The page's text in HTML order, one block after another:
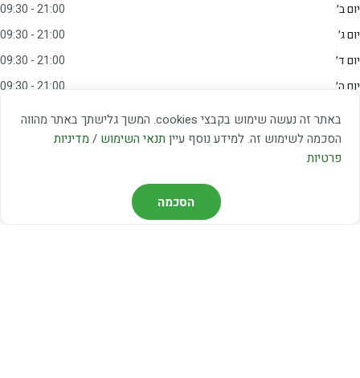
באתר זה נעשה שימוש בקבצי cookies. המשך גלישתך באתר מהווה
הסכמה לשימוש זה. למידע נוסף עיין תנאי השימוש / מדיניות
פרטיות
הסכמה
יום ב׳
09:30 - 21:00
יום ג׳
09:30 - 21:00
יום ד׳
09:30 - 21:00
יום ה׳
09:30 - 21:00
09:00 - 15:00
שבת
20:00 - 23:00